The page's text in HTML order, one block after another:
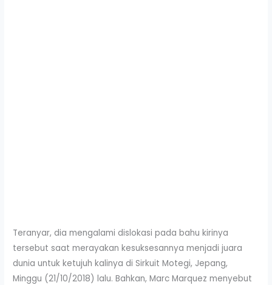
Teranyar, dia mengalami dislokasi pada bahu kirinya
tersebut saat merayakan kesuksesannya menjadi juara
dunia untuk ketujuh kalinya di Sirkuit Motegi, Jepang,
Minggu (21/10/2018) lalu. Bahkan, Marc Marquez menyebut